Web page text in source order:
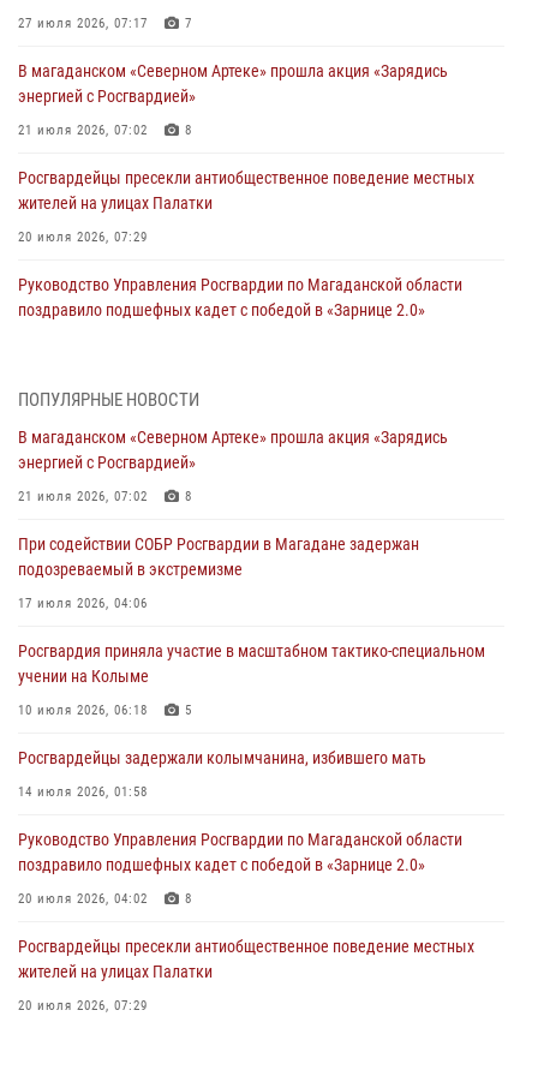
27 июля 2026, 07:17 7
В магаданском «Северном Артеке» прошла акция «Зарядись
энергией с Росгвардией»
21 июля 2026, 07:02 8
Росгвардейцы пресекли антиобщественное поведение местных
жителей на улицах Палатки
20 июля 2026, 07:29
Руководство Управления Росгвардии по Магаданской области
поздравило подшефных кадет с победой в «Зарнице 2.0»
При содействии СОБР Росгвардии в Магадане задержан
17 июля 2026, 04:06
«Каникулы с Росгвардией» продолжаются на Колыме
Начальник Главного штаба – первый заместитель директора
Росгвардии Герой России генерал-полковник Сергей Бойко
15 июля 2026, 06:21
Кинологический тандем из Магадана завоевал бронзу на
15 июля 2026, 04:34
ПОПУЛЯРНЫЕ НОВОСТИ
В магаданском «Северном Артеке» прошла акция «Зарядись
энергией с Росгвардией»
21 июля 2026, 07:02 8
При содействии СОБР Росгвардии в Магадане задержан
подозреваемый в экстремизме
17 июля 2026, 04:06
Росгвардия приняла участие в масштабном тактико-специальном
учении на Колыме
10 июля 2026, 06:18 5
Росгвардейцы задержали колымчанина, избившего мать
14 июля 2026, 01:58
Руководство Управления Росгвардии по Магаданской области
поздравило подшефных кадет с победой в «Зарнице 2.0»
20 июля 2026, 04:02 8
Росгвардейцы пресекли антиобщественное поведение местных
жителей на улицах Палатки
20 июля 2026, 07:29